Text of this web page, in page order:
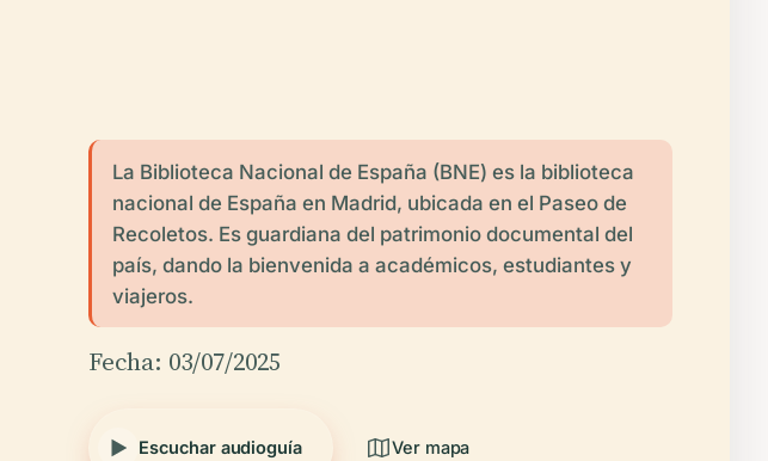
La Biblioteca Nacional de España (BNE) es la biblioteca
nacional de España en Madrid, ubicada en el Paseo de
Recoletos. Es guardiana del patrimonio documental del
país, dando la bienvenida a académicos, estudiantes y
viajeros.
Fecha: 03/07/2025
Escuchar audioguía Ver mapa